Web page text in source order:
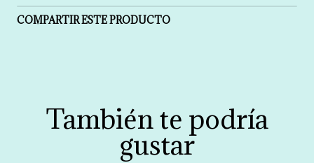
COMPARTIR ESTE PRODUCTO
También te podría
gustar